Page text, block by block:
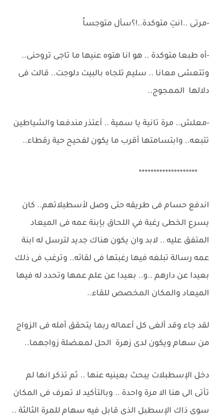
-مرتى ..انتِ متوكدة..!؟سأل متوجساً
-أه طبعا متوكدة .. هو انا هتوه عنيها ما تاجى تروحنى..
وتتعشى معانا .. سليم تلجاه بالبيت دلوجت.. قالت فى
دلالها الممجوج..
-معلش.. مرة تانية يا سمية .. أعتذر مندفعا والشياطين
تتبعه.. وابتسامتها أقرب ما يكون لفحيح حية رقطاء..
********************
اندفع حسام فى طريقه حتى وصل لأسطبلاتهم.. كان
يسرع الخطى رغبة في اللحاق بإبنة عمه فى الميعاد
المتفق عليه .. لابد وان يكون هناك جديد لترسل له ابنة
عمه رسالة تبلغه فيها رغبتها فى لقائه.. وترغب فى ذلك
بعيدا عن دارهم ..و.. بعيدا عن علم عمها وتحدد له فيها
الميعاد والمكان المخصص للقاء..
لقد جاء وقد ألغى كل أعماله ربما يتحقق أمله فى الزواج
من سهام ويكون لدى زهرة الحل لمعضلة زواجهما..
دخل الإسطبلات يبحث بعينيه عنها .. ثم تذكر انها لم
تأتى الى هنا الا مرة واحدة .. وبالتأكيد لا تعرف فى المكان
سوى ذاك الإسطبل الذى قابل فيه سهام للمرة الثالثة ..